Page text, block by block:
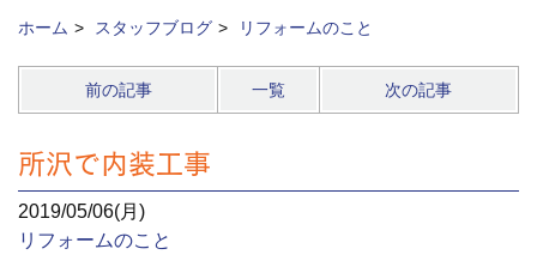
ホーム スタッフブログ リフォームのこと
前の記事 一覧 次の記事
所沢で内装工事
2019/05/06(月)
リフォームのこと